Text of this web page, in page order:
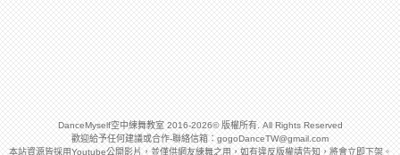
DanceMyself空中練舞教室 2016-2026© 版權所有. All Rights Reserved
歡迎給予任何建議或合作-聯絡信箱： gogoDanceTW@gmail.com
本站資源皆採用Youtube公開影片，並僅供網友練舞之用，如有違反版權請告知，將會立即下架。